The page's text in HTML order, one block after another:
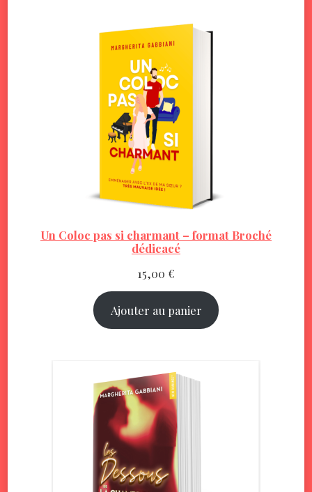
Un Coloc pas si charmant – format Broché
dédicacé
15,00 €
Ajouter au panier